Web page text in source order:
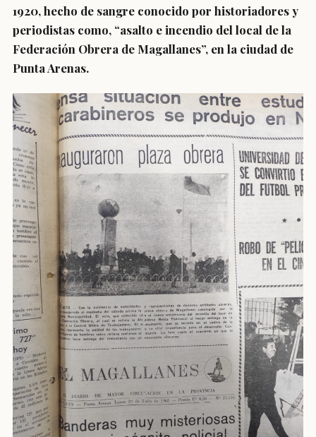
1920, hecho de sangre conocido por historiadores y
periodistas como, “asalto e incendio del local de la
Federación Obrera de Magallanes”, en la ciudad de
Punta Arenas.